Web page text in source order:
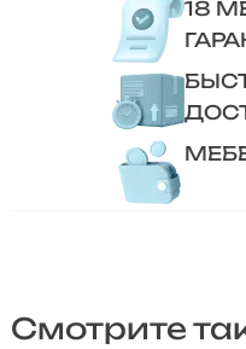
18
Смотрите